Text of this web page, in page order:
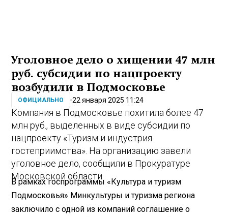
Уголовное дело о хищении 47 млн
руб. субсидии по нацпроекту
возбудили в Подмосковье
ОФИЦИАЛЬНО 22 января 2025 11:24
Компания в Подмосковье похитила более 47
млн руб., выделенных в виде субсидии по
нацпроекту «Туризм и индустрия
гостеприимства». На организацию завели
уголовное дело, сообщили в Прокуратуре
Московской области.
В рамках госпрограммы «Культура и туризм
Подмосковья» Минкультуры и туризма региона
заключило с одной из компаний соглашение о